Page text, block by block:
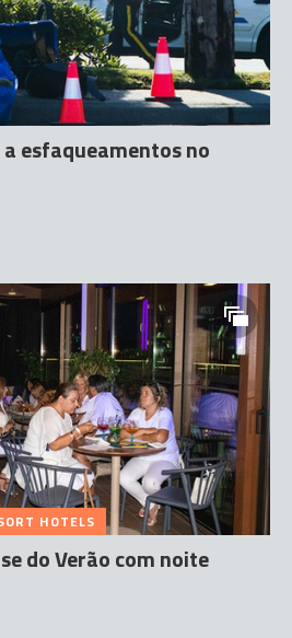
esfaqueamentos no
HOTELS
do Verão com noite